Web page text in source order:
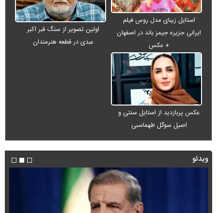
استایل زیبای مدل روس فیلم
ایرانی جزیره جیمز باند در اصفهان
+ عکس
اولین تصویر از سنگ قبر اکبر
عبدی در قطعه هنرمندان
عکس پربازدید از استایل سنتی و
اصیل سوگل طهماسبی
ویدئو